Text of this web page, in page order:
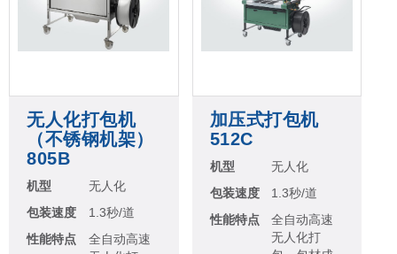
无人化打包机
（不锈钢机架）
805B
机型
无人化
包装速度
1.3秒/道
性能特点
全自动高速
加压式打包机
512C
机型
无人化
包装速度
1.3秒/道
性能特点
全自动高速
无人化打